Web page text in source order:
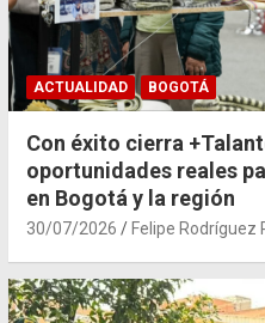
ACTUALIDAD BOGOTÁ
Con éxito cierra
oportunidades reales
en Bogotá y la región
30/07/2026 Felipe Rodríguez